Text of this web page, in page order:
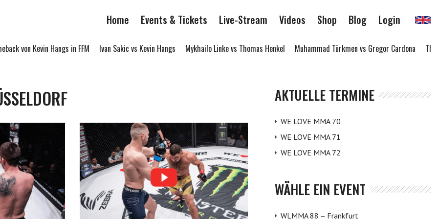
Home Events & Tickets Live-Stream Videos Shop Blog Login
von Kevin Hangs in FFM Ivan Sakic vs Kevin Hangs Mykhailo Linke vs Thomas Henkel Muhammad Türkmen vs Gregor Cardona
AKTUELLE TERMINE
WE LOVE MMA 70
WE LOVE MMA 71
WE LOVE MMA 72
WÄHLE EIN EVENT
WLMMA 88 – Frankfurt